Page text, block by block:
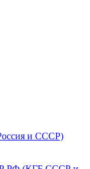
и СССР)